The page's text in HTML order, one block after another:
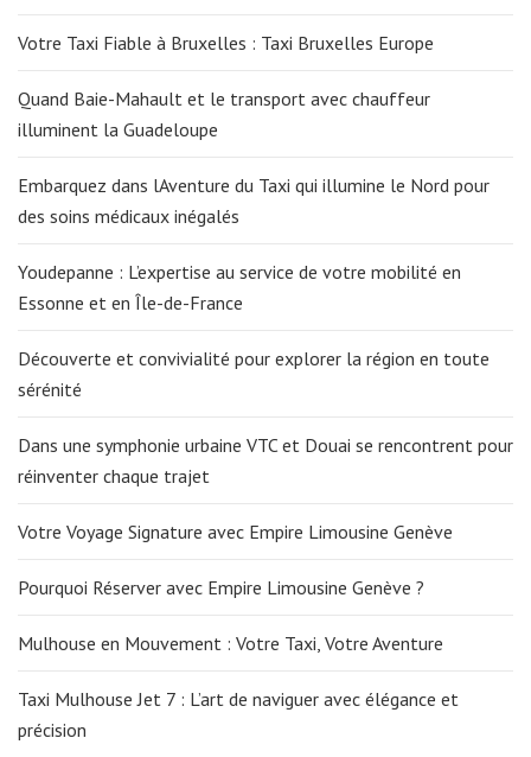
Votre Taxi Fiable à Bruxelles : Taxi Bruxelles Europe
Quand Baie-Mahault et le transport avec chauffeur
illuminent la Guadeloupe
Embarquez dans lAventure du Taxi qui illumine le Nord pour
des soins médicaux inégalés
Youdepanne : L’expertise au service de votre mobilité en
Essonne et en Île-de-France
Découverte et convivialité pour explorer la région en toute
sérénité
Dans une symphonie urbaine VTC et Douai se rencontrent pour
réinventer chaque trajet
Votre Voyage Signature avec Empire Limousine Genève
Pourquoi Réserver avec Empire Limousine Genève ?
Mulhouse en Mouvement : Votre Taxi, Votre Aventure
Taxi Mulhouse Jet 7 : L’art de naviguer avec élégance et
précision